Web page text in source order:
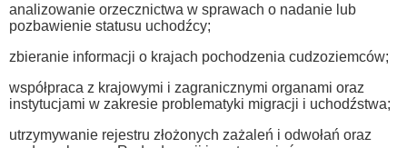
analizowanie orzecznictwa w sprawach o nadanie lub
pozbawienie statusu uchodźcy;
zbieranie informacji o krajach pochodzenia cudzoziemców;
współpraca z krajowymi i zagranicznymi organami oraz
instytucjami w zakresie problematyki migracji i uchodźstwa;
utrzymywanie rejestru złożonych zażaleń i odwołań oraz